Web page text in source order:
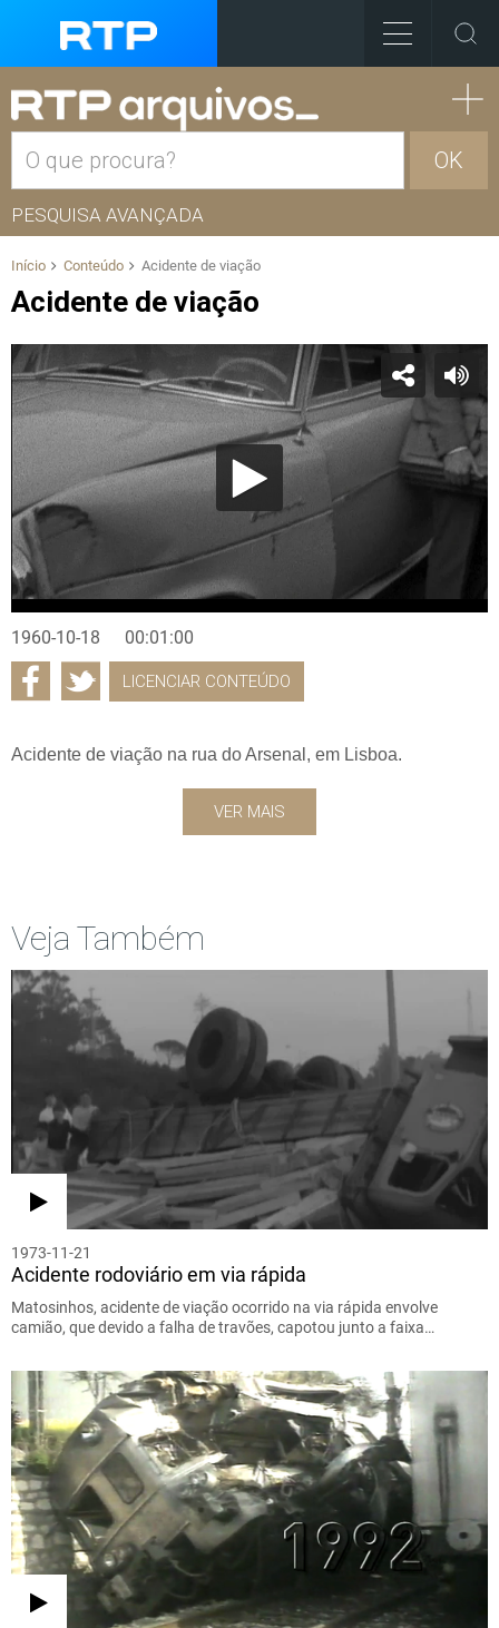
OK
PESQUISA AVANÇADA
Início Conteúdo Acidente de viação
Acidente de viação
1960-10-18 00:01:00
LICENCIAR CONTEÚDO
Acidente de viação na rua do Arsenal, em Lisboa.
VER MAIS
Veja Também
1973-11-21
Acidente rodoviário em via rápida
Matosinhos, acidente de viação ocorrido na via rápida envolve
camião, que devido a falha de travões, capotou junto a faixa…